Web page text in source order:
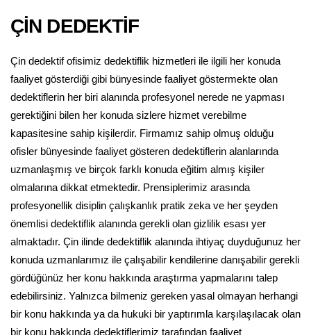
ÇİN DEDEKTİF
Çin dedektif ofisimiz dedektiflik hizmetleri ile ilgili her konuda
faaliyet gösterdiği gibi bünyesinde faaliyet göstermekte olan
dedektiflerin her biri alanında profesyonel nerede ne yapması
gerektiğini bilen her konuda sizlere hizmet verebilme
kapasitesine sahip kişilerdir. Firmamız sahip olmuş olduğu
ofisler bünyesinde faaliyet gösteren dedektiflerin alanlarında
uzmanlaşmış ve birçok farklı konuda eğitim almış kişiler
olmalarına dikkat etmektedir. Prensiplerimiz arasında
profesyonellik disiplin çalışkanlık pratik zeka ve her şeyden
önemlisi dedektiflik alanında gerekli olan gizlilik esası yer
almaktadır. Çin ilinde dedektiflik alanında ihtiyaç duyduğunuz her
konuda uzmanlarımız ile çalışabilir kendilerine danışabilir gerekli
gördüğünüz her konu hakkında araştırma yapmalarını talep
edebilirsiniz. Yalnızca bilmeniz gereken yasal olmayan herhangi
bir konu hakkında ya da hukuki bir yaptırımla karşılaşılacak olan
bir konu hakkında dedektiflerimiz tarafından faaliyet